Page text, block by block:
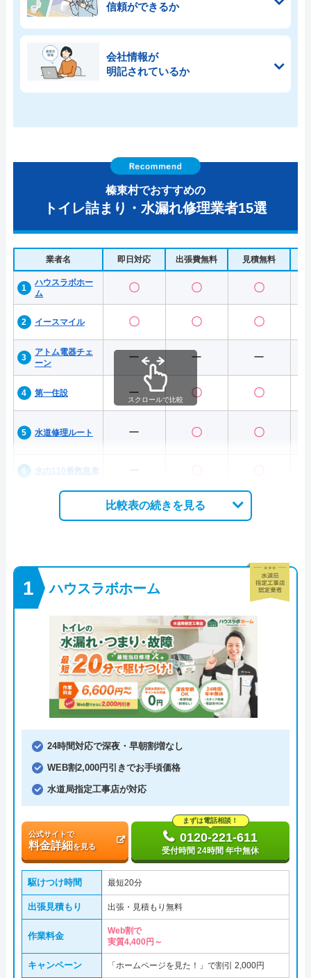
信頼ができるか
会社情報が
明記されているか
榛東村でおすすめの
トイレ詰まり・水漏れ修理業者15選
業者名 即日対応 出張費無料 見積無料
ハウスラボホー
ム
〇 〇 〇
イースマイル 〇 〇 〇
アトム電器チェ
ーン
ー ー ー
第一住設 ー 〇 〇
水道修理ルート ー 〇 〇
水の110番救急車
スクロールで比較
比較表の続きを見る
ハウスラボホーム
24時間対応で深夜・早朝割増なし
WEB割2,000円引きでお手頃価格
水道局指定工事店が対応
公式サイトで
料金詳細を見る
まずは電話相談！
0120-221-611
受付時間 24時間 年中無休
駆けつけ時間 最短20分
出張見積もり 出張・見積もり無料
作業料金
Web割で
実質4,400円～
キャンペーン 「ホームページを見た！」で割引 2,000円